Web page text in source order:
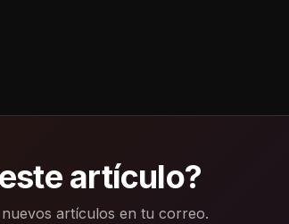
artículo?
artículos en tu correo.